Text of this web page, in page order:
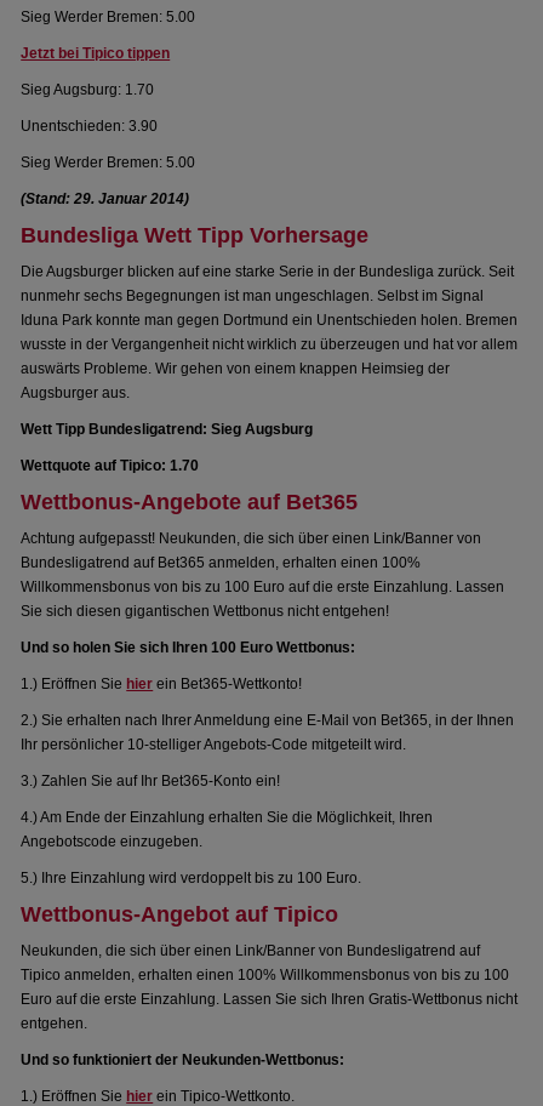
Sieg Werder Bremen: 5.00
Jetzt bei Tipico tippen
Sieg Augsburg: 1.70
Unentschieden: 3.90
Sieg Werder Bremen: 5.00
(Stand: 29. Januar 2014)
Bundesliga Wett Tipp Vorhersage
Die Augsburger blicken auf eine starke Serie in der Bundesliga zurück. Seit
nunmehr sechs Begegnungen ist man ungeschlagen. Selbst im Signal
Iduna Park konnte man gegen Dortmund ein Unentschieden holen. Bremen
wusste in der Vergangenheit nicht wirklich zu überzeugen und hat vor allem
auswärts Probleme. Wir gehen von einem knappen Heimsieg der
Augsburger aus.
Wett Tipp Bundesligatrend: Sieg Augsburg
Wettquote auf Tipico: 1.70
Wettbonus-Angebote auf Bet365
Achtung aufgepasst! Neukunden, die sich über einen Link/Banner von
Bundesligatrend auf Bet365 anmelden, erhalten einen 100%
Willkommensbonus von bis zu 100 Euro auf die erste Einzahlung. Lassen
Sie sich diesen gigantischen Wettbonus nicht entgehen!
Und so holen Sie sich Ihren 100 Euro Wettbonus:
1.) Eröffnen Sie hier ein Bet365-Wettkonto!
2.) Sie erhalten nach Ihrer Anmeldung eine E-Mail von Bet365, in der Ihnen
Ihr persönlicher 10-stelliger Angebots-Code mitgeteilt wird.
3.) Zahlen Sie auf Ihr Bet365-Konto ein!
4.) Am Ende der Einzahlung erhalten Sie die Möglichkeit, Ihren
Angebotscode einzugeben.
5.) Ihre Einzahlung wird verdoppelt bis zu 100 Euro.
Wettbonus-Angebot auf Tipico
Neukunden, die sich über einen Link/Banner von Bundesligatrend auf
Tipico anmelden, erhalten einen 100% Willkommensbonus von bis zu 100
Euro auf die erste Einzahlung. Lassen Sie sich Ihren Gratis-Wettbonus nicht
entgehen.
Und so funktioniert der Neukunden-Wettbonus:
1.) Eröffnen Sie hier ein Tipico-Wettkonto.